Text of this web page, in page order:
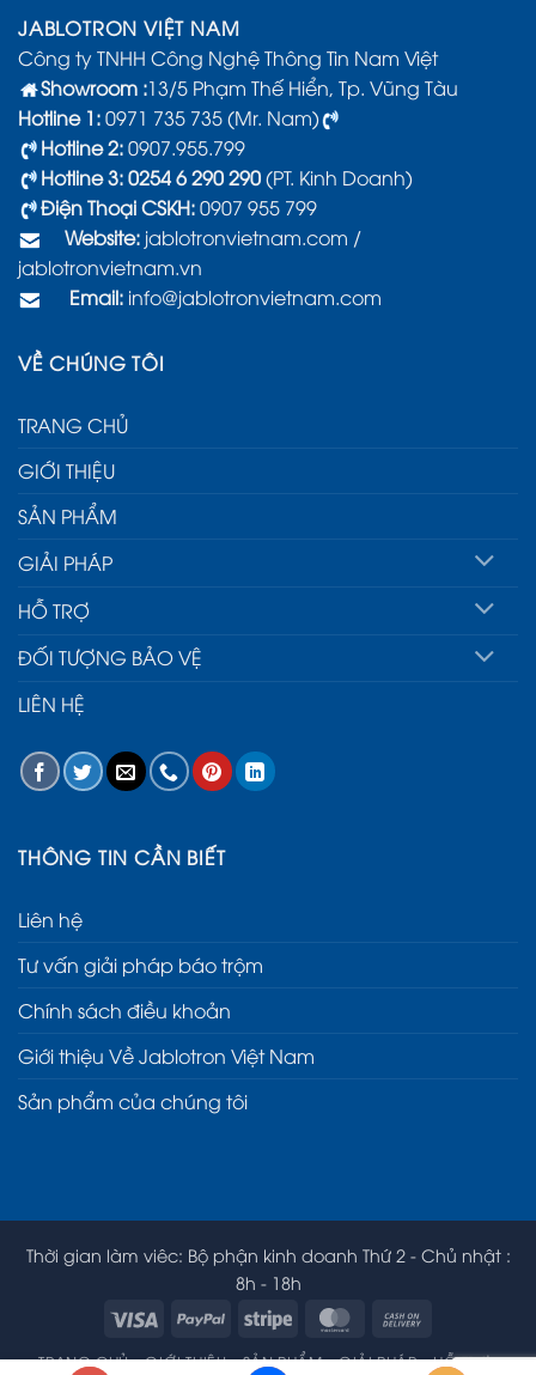
JABLOTRON VIỆT NAM
Công ty TNHH Công Nghệ Thông Tin Nam Việt
Showroom :13/5 Phạm Thế Hiển, Tp. Vũng Tàu
Hotline 1:0971 735 735 (Mr. Nam)
Hotline 2:0907.955.799
Hotline 3: 0254 6 290 290(PT. Kinh Doanh)
Điện Thoại CSKH:0907 955 799
Website: jablotronvietnam.com /
jablotronvietnam.vn
Email: info@jablotronvietnam.com
VỀ CHÚNG TÔI
TRANG CHỦ
GIỚI THIỆU
SẢN PHẨM
GIẢI PHÁP
HỖ TRỢ
ĐỐI TƯỢNG BẢO VỆ
LIÊN HỆ
THÔNG TIN CẦN BIẾT
Liên hệ
Tư vấn giải pháp báo trộm
Chính sách điều khoản
Giới thiệu Về Jablotron Việt Nam
Sản phẩm của chúng tôi
Thời gian làm viêc: Bộ phận kinh doanh Thứ 2 - Chủ nhật :
8h - 18h
Visa
PayPal Stripe MasterCard
TRANG CHỦ GIỚI THIỆU SẢN PHẨM GIẢI PHÁP
HỖ TRỢ